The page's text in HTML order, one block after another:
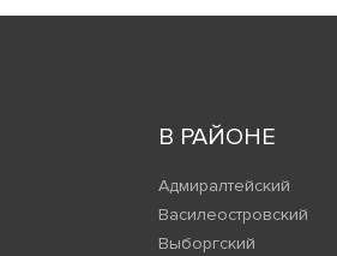
В РАЙОНЕ
Адмиралтейский
Василеостровский
Выборгский